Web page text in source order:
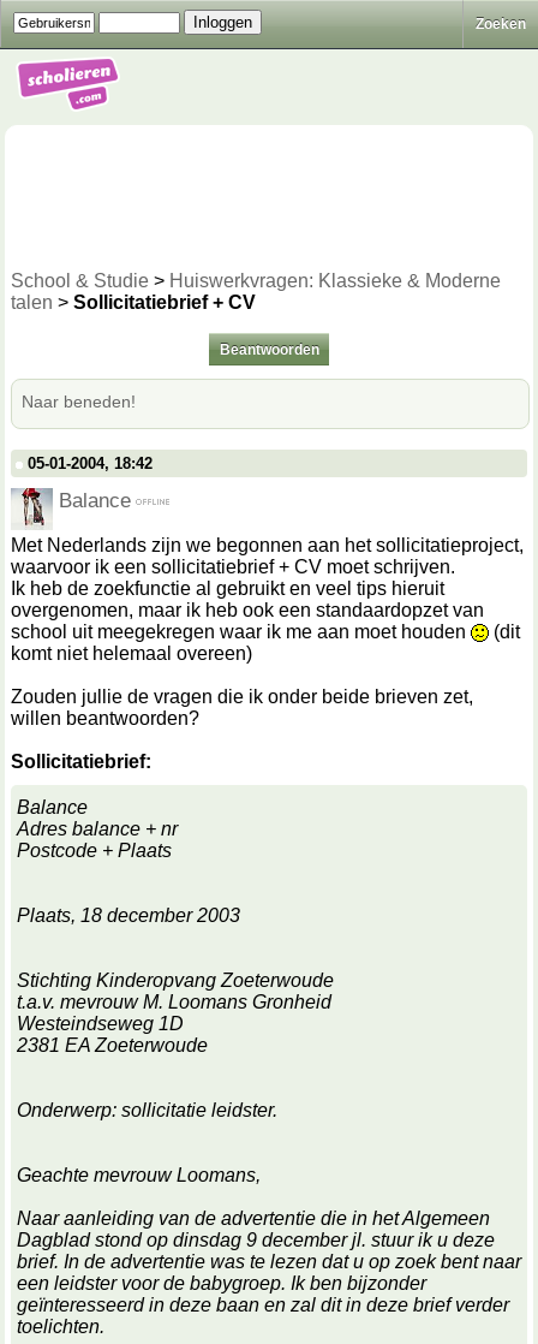
Zoeken
School & Studie > Huiswerkvragen: Klassieke & Moderne
talen > Sollicitatiebrief + CV
Beantwoorden
Naar beneden!
05-01-2004, 18:42
Balance
Met Nederlands zijn we begonnen aan het sollicitatieproject,
waarvoor ik een sollicitatiebrief + CV moet schrijven.
Ik heb de zoekfunctie al gebruikt en veel tips hieruit
overgenomen, maar ik heb ook een standaardopzet van
school uit meegekregen waar ik me aan moet houden
(dit
komt niet helemaal overeen)
Zouden jullie de vragen die ik onder beide brieven zet,
willen beantwoorden?
Sollicitatiebrief:
Balance
Adres balance + nr
Postcode + Plaats
Plaats, 18 december 2003
Stichting Kinderopvang Zoeterwoude
t.a.v. mevrouw M. Loomans Gronheid
Westeindseweg 1D
2381 EA Zoeterwoude
Onderwerp: sollicitatie leidster.
Geachte mevrouw Loomans,
Naar aanleiding van de advertentie die in het Algemeen
Dagblad stond op dinsdag 9 december jl. stuur ik u deze
brief. In de advertentie was te lezen dat u op zoek bent naar
een leidster voor de babygroep. Ik ben bijzonder
geïnteresseerd in deze baan en zal dit in deze brief verder
toelichten.